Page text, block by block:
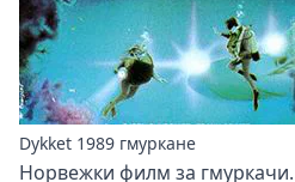
Dykket 1989 гмуркане
Норвежки филм за